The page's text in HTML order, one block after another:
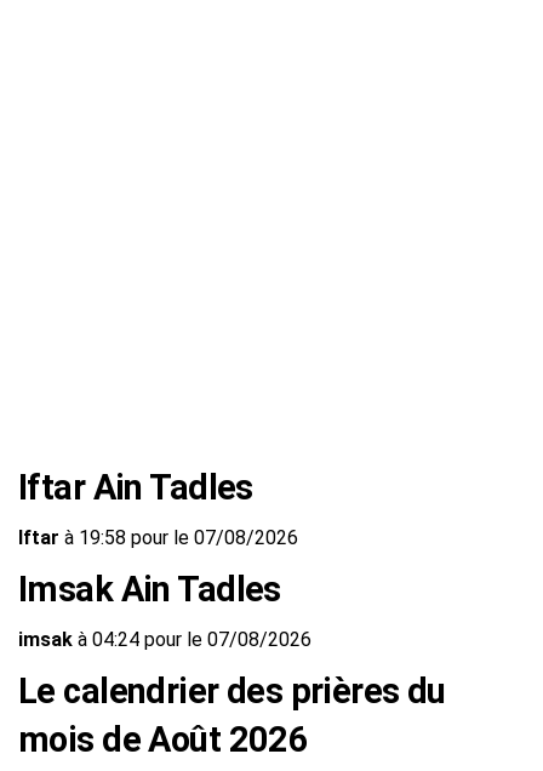
Iftar Ain Tadles
Iftar à 19:58 pour le 07/08/2026
Imsak Ain Tadles
imsak à 04:24 pour le 07/08/2026
Le calendrier des prières du
mois de Août 2026